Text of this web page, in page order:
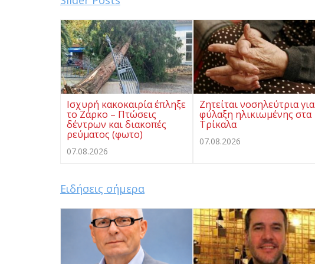
Ισχυρή κακοκαιρία έπληξε
το Ζάρκο – Πτώσεις
δέντρων και διακοπές
ρεύματος (φωτο)
07.08.2026
Ζητείται νοσηλεύτρια για
φύλαξη ηλικιωμένης στα
Τρίκαλα
07.08.2026
Ειδήσεις σήμερα